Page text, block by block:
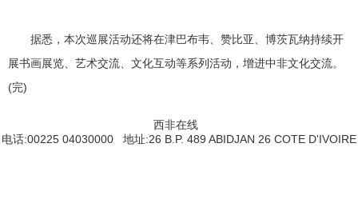
据悉，本次巡展活动还将在津巴布韦、赞比亚、博茨瓦纳持续开
展书画展览、艺术交流、文化互动等系列活动，增进中非文化交流。
(完)
西非在线
电话:00225 04030000 地址:26 B.P. 489 ABIDJAN 26 COTE D'IVOIRE